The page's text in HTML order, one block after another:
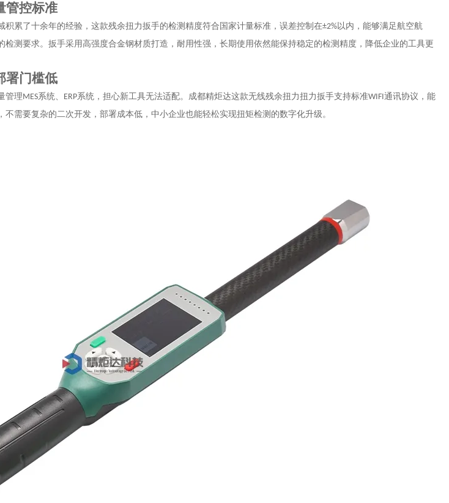
管控标准
积累了十余年的经验，这款残余扭力扳手的检测精度符合国家计量标准，误差控制在±2%以内，能够满足航空航
检测要求。扳手采用高强度合金钢材质打造，耐用性强，长期使用依然能保持稳定的检测精度，降低企业的工具更
署门槛低
管理MES系统、 ERP系统，担心新工具无法适配。成都精炬达这款无线残余扭力扭力扳手支持标准WIFI通讯协议，能
需要复杂的二次开发，部署成本低，中小企业也能轻松实现扭矩检测的数字化升级。